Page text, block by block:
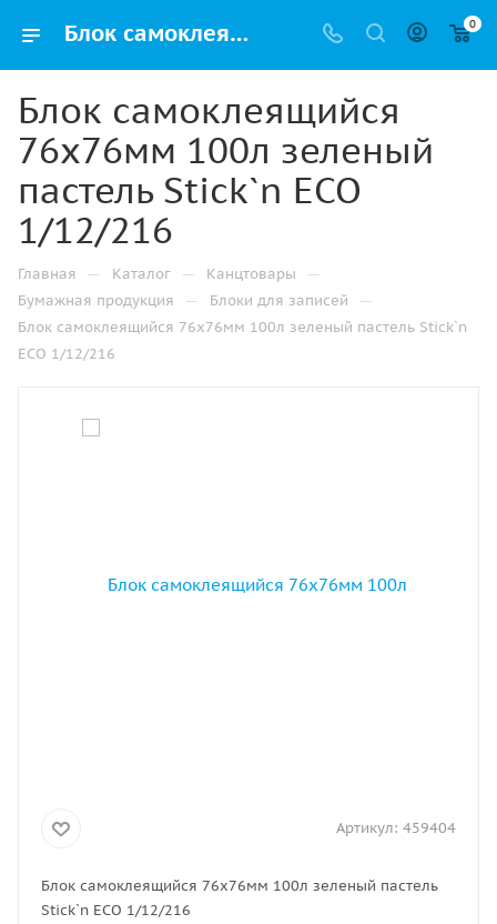
Блок самоклеящийся 76х76мм 100л зеленый пастель Stick`n ECO 1/12/216 купить оптом и в розницу в Казани 0
Блок самоклеящийся
76х76мм 100л зеленый
пастель Stick`n ECO
1/12/216
Главная — Каталог — Канцтовары —
Бумажная продукция — Блоки для записей —
Блок самоклеящийся 76х76мм 100л зеленый пастель Stick`n
ECO 1/12/216
Артикул: 459404
Блок самоклеящийся 76х76мм 100л зеленый пастель
Stick`n ECO 1/12/216